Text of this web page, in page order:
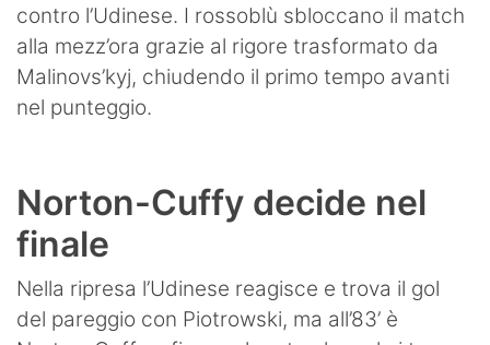
contro l’Udinese. I rossoblù sbloccano il match
alla mezz’ora grazie al rigore trasformato da
Malinovs’kyj, chiudendo il primo tempo avanti
nel punteggio.
Norton-Cuffy decide nel
finale
Nella ripresa l’Udinese reagisce e trova il gol
del pareggio con Piotrowski, ma all’83’ è